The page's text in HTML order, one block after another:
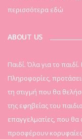
περισσότερα εδώ
ABOUT US
Παιδί. Όλα για το
Πληροφορίες,
τη στιγμή που θα
της εφηβείας του
επαγγελματίες, που
προσφέρουν